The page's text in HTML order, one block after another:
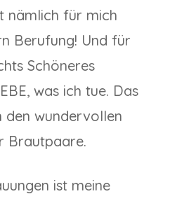
nämlich für mich
Berufung! Und für
Schöneres
was ich tue. Das
den wundervollen
Brautpaare.
ist meine